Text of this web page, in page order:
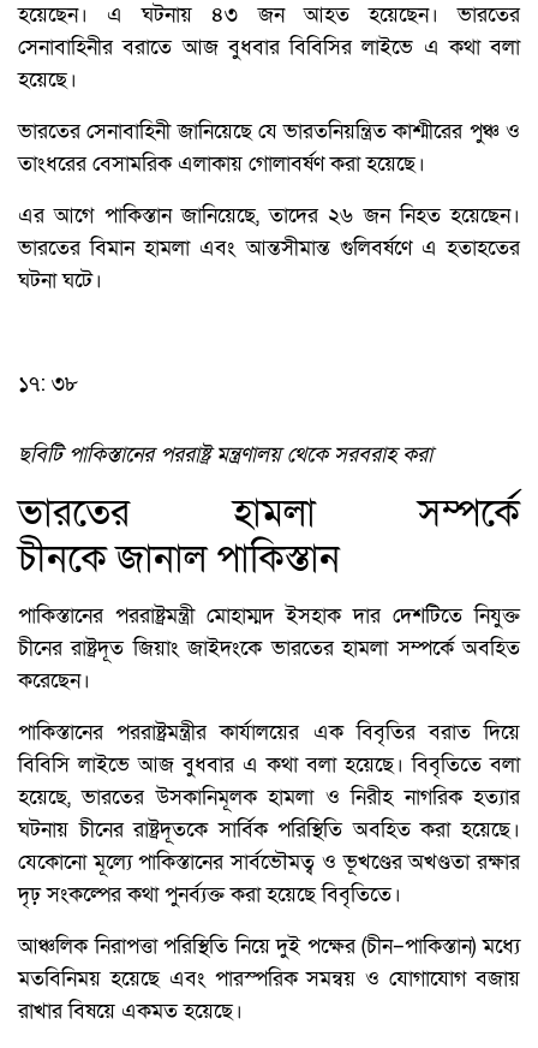
হয়েছেন। এ ঘটনায় ৪৩ জন আহত হয়েছেন। ভারতের
সেনাবাহিনীর বরাতে আজ বুধবার বিবিসির লাইভে এ কথা বলা
হয়েছে।
ভারতের সেনাবাহিনী জানিয়েছে যে ভারতনিয়ন্ত্রিত কাশ্মীরের পুঞ্চ ও
তাংধরের বেসামরিক এলাকায় গোলাবর্ষণ করা হয়েছে।
এর আগে পাকিস্তান জানিয়েছে, তাদের ২৬ জন নিহত হয়েছেন।
ভারতের বিমান হামলা এবং আন্তসীমান্ত গুলিবর্ষণে এ হতাহতের
ঘটনা ঘটে।
১৭: ৩৮
ছবিটি পাকিস্তানের পররাষ্ট্র মন্ত্রণালয় থেকে সরবরাহ করা
ভারতের হামলা সম্পর্কে
চীনকে জানাল পাকিস্তান
পাকিস্তানের পররাষ্ট্রমন্ত্রী মোহাম্মদ ইসহাক দার দেশটিতে নিযুক্ত
চীনের রাষ্ট্রদূত জিয়াং জাইদংকে ভারতের হামলা সম্পর্কে অবহিত
করেছেন।
পাকিস্তানের পররাষ্ট্রমন্ত্রীর কার্যালয়ের এক বিবৃতির বরাত দিয়ে
বিবিসি লাইভে আজ বুধবার এ কথা বলা হয়েছে। বিবৃতিতে বলা
হয়েছে, ভারতের উসকানিমূলক হামলা ও নিরীহ নাগরিক হত্যার
ঘটনায় চীনের রাষ্ট্রদূতকে সার্বিক পরিস্থিতি অবহিত করা হয়েছে।
যেকোনো মূল্যে পাকিস্তানের সার্বভৌমত্ব ও ভূখণ্ডের অখণ্ডতা রক্ষার
দৃঢ় সংকল্পের কথা পুনর্ব্যক্ত করা হয়েছে বিবৃতিতে।
আঞ্চলিক নিরাপত্তা পরিস্থিতি নিয়ে দুই পক্ষের (চীন–পাকিস্তান) মধ্যে
মতবিনিময় হয়েছে এবং পারস্পরিক সমন্বয় ও যোগাযোগ বজায়
রাখার বিষয়ে একমত হয়েছে।